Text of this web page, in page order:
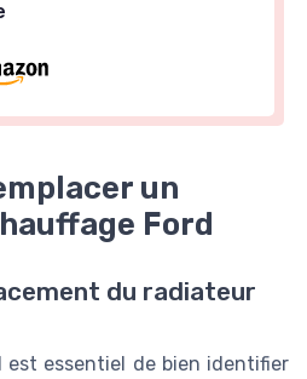
un
Ford
du radiateur
est essentiel de bien identifier